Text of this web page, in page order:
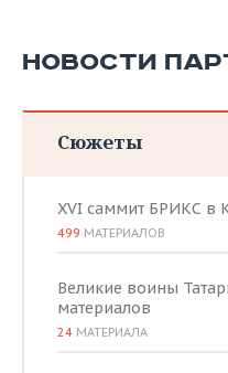
НОВОСТИ
Сюжеты
XVI саммит БРИКС в
499 МАТЕРИАЛОВ
Великие воины
материалов
24 МАТЕРИАЛА